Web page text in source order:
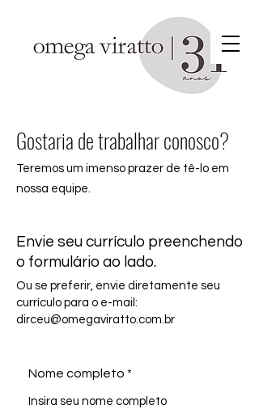
Gostaria de trabalhar conosco?
Teremos um imenso prazer de tê-lo em
nossa equipe.
Envie seu currículo preenchendo
o formulário ao lado.
Ou se preferir, envie diretamente seu
currículo para o e-mail:
dirceu@omegaviratto.com.br
Nome completo